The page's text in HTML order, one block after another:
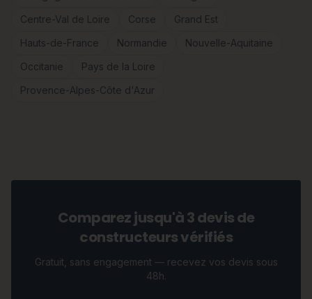
Centre-Val de Loire
Corse
Grand Est
Hauts-de-France
Normandie
Nouvelle-Aquitaine
Occitanie
Pays de la Loire
Provence-Alpes-Côte d'Azur
Comparez jusqu'à 3 devis de
constructeurs vérifiés
Gratuit, sans engagement — recevez vos devis sous
48h.